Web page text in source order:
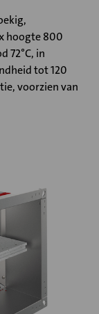
hoogte 800
72°C, in
tot 120
voorzien van